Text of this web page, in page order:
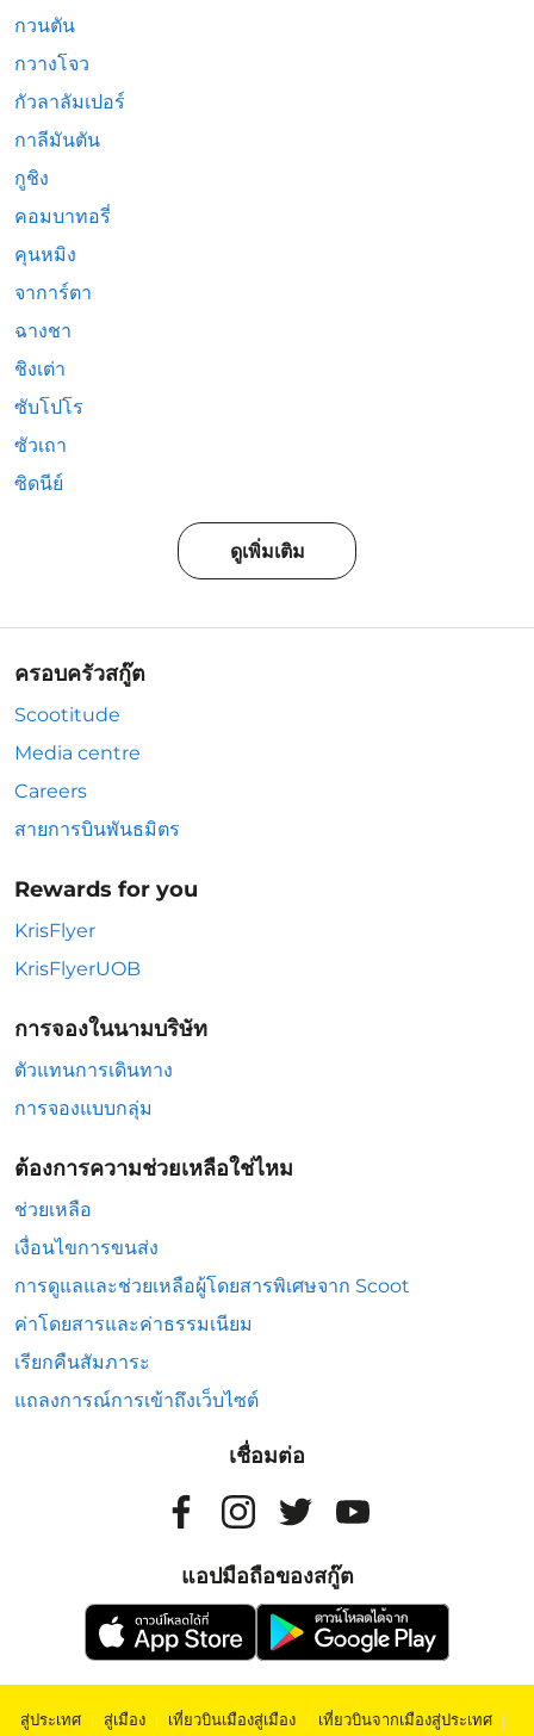
กวนตัน
กวางโจว
กัวลาลัมเปอร์
กาลีมันตัน
กูชิง
คอมบาทอรี่
คุนหมิง
จาการ์ตา
ฉางชา
ชิงเต่า
ซับโปโร
ซัวเถา
ซิดนีย์
ดูเพิ่มเติม
ครอบครัวสกู๊ต
Scootitude
Media centre
Careers
สายการบินพันธมิตร
Rewards for you
KrisFlyer
KrisFlyerUOB
การจองในนามบริษัท
ตัวแทนการเดินทาง
การจองแบบกลุ่ม
ต้องการความช่วยเหลือใช่ไหม
ช่วยเหลือ
เงื่อนไขการขนส่ง
การดูแลและช่วยเหลือผู้โดยสารพิเศษจาก Scoot
ค่าโดยสารและค่าธรรมเนียม
เรียกคืนสัมภาระ
แถลงการณ์การเข้าถึงเว็บไซต์
เชื่อมต่อ
แอปมือถือของสกู๊ต
สู่ประเทศ | สู่เมือง | เที่ยวบินเมืองสู่เมือง | เที่ยวบินจากเมืองสู่ประเทศ |